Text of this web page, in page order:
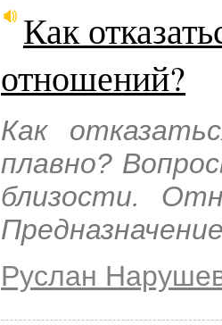
Как
отношений?
Как
плавно?
близости.
Руслан